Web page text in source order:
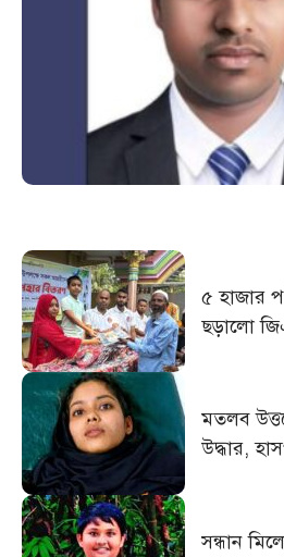
৫ হাজার
ছড়ালো
মতলব
উদ্ধার,
সন্ধান